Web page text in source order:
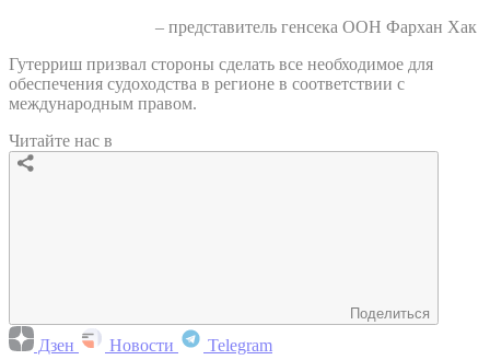
– представитель генсека ООН Фархан Хак
Гутерриш призвал стороны сделать все необходимое для
обеспечения судоходства в регионе в соответствии с
международным правом.
Читайте нас в
Поделиться
Дзен Новости Telegram